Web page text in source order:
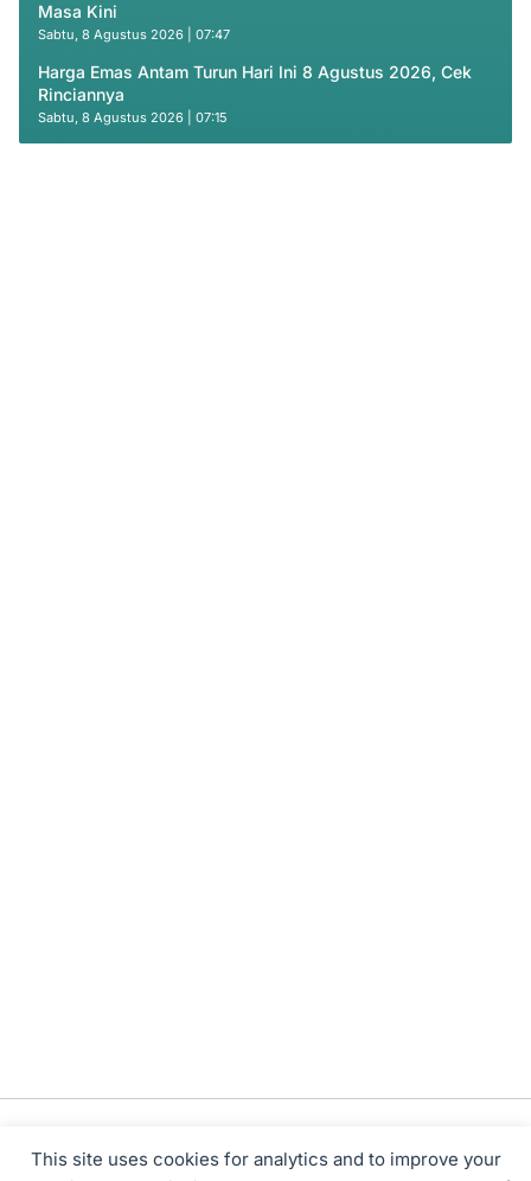
This site uses cookies for analytics and to improve your
Masa Kini
Sabtu, 8 Agustus 2026 | 07:47
Harga Emas Antam Turun Hari Ini 8 Agustus 2026, Cek
Rinciannya
Sabtu, 8 Agustus 2026 | 07:15